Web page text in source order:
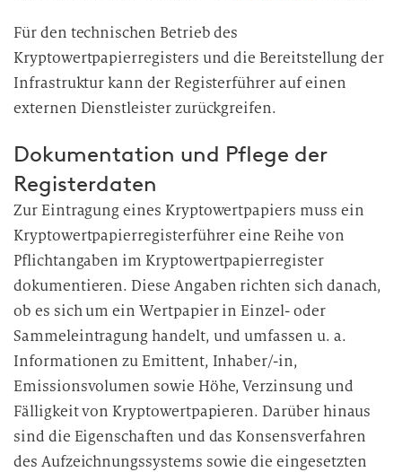
Für den technischen Betrieb des
Kryptowertpapierregisters und die Bereitstellung der
Infrastruktur kann der Registerführer auf einen
externen Dienstleister zurückgreifen.
Dokumentation und Pflege der
Registerdaten
Zur Eintragung eines Kryptowertpapiers muss ein
Kryptowertpapierregisterführer eine Reihe von
Pflichtangaben im Kryptowertpapierregister
dokumentieren. Diese Angaben richten sich danach,
ob es sich um ein Wertpapier in Einzel- oder
Sammeleintragung handelt, und umfassen u. a.
Informationen zu Emittent, Inhaber/-in,
Emissionsvolumen sowie Höhe, Verzinsung und
Fälligkeit von Kryptowertpapieren. Darüber hinaus
sind die Eigenschaften und das Konsensverfahren
des Aufzeichnungssystems sowie die eingesetzten